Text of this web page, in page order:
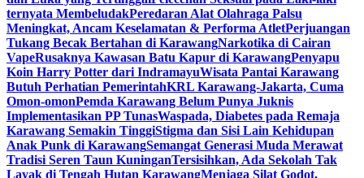
ternyata MembeludakPeredaran Alat Olahraga Palsu
Meningkat, Ancam Keselamatan & Performa AtletPerjuangan
Tukang Becak Bertahan di KarawangNarkotika di Cairan
VapeRusaknya Kawasan Batu Kapur di KarawangPenyapu
Koin Harry Potter dari IndramayuWisata Pantai Karawang
Butuh Perhatian PemerintahKRL Karawang-Jakarta, Cuma
Omon-omonPemda Karawang Belum Punya Juknis
Implementasikan PP TunasWaspada, Diabetes pada Remaja
Karawang Semakin TinggiStigma dan Sisi Lain Kehidupan
Anak Punk di KarawangSemangat Generasi Muda Merawat
Tradisi Seren Taun KuninganTersisihkan, Ada Sekolah Tak
Layak di Tengah Hutan KarawangMenjaga Silat Godot,